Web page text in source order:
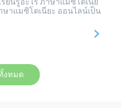
ษาแมซิโดเนียะ ออนไลน์เป็น
งหมด